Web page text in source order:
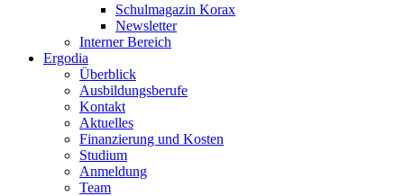
Schulmagazin Korax
Newsletter
Interner Bereich
Ergodia
Überblick
Ausbildungsberufe
Kontakt
Aktuelles
Finanzierung und Kosten
Studium
Anmeldung
Team